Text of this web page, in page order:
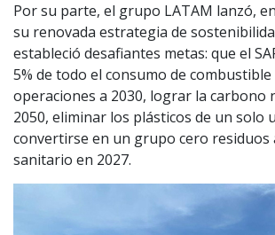
Por su parte, el grupo LATAM lanzó,
su renovada estrategia de
estableció desafiantes metas: que el
5% de todo el consumo de combustible
operaciones a 2030, lograr la carbono
2050, eliminar los plásticos de un solo
convertirse en un grupo cero residuos
sanitario en 2027.